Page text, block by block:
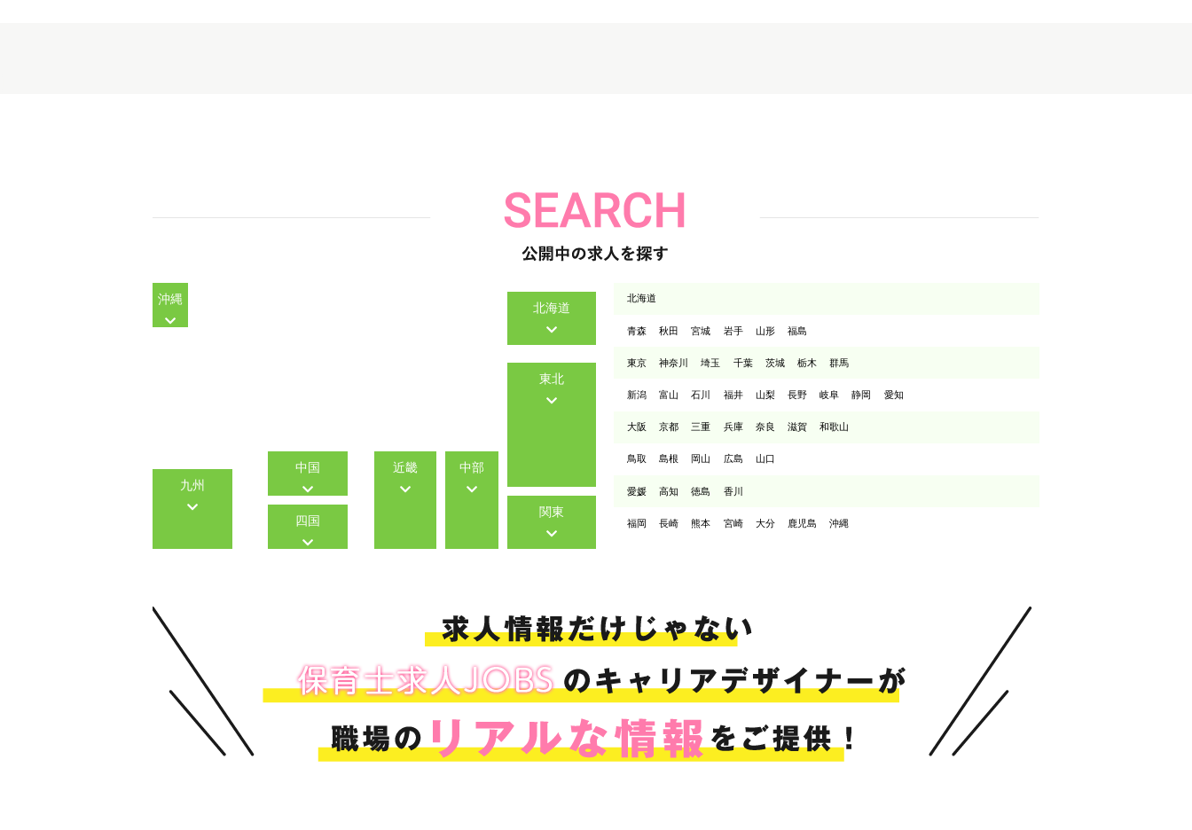
北海道
東北
関東
中部
近畿
中国
四国
九州
沖縄 北海道
青森 秋田 宮城 岩手 山形 福島
東京 神奈川 埼玉 千葉 茨城 栃木 群馬
新潟 富山 石川 福井 山梨 長野 岐阜 静岡 愛知
大阪 京都 三重 兵庫 奈良 滋賀 和歌山
鳥取 島根 岡山 広島 山口
愛媛 高知 徳島 香川
福岡 長崎 熊本 宮崎 大分 鹿児島 沖縄